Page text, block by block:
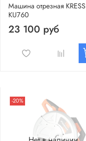
Машина отрезная KRESS
KU760
23 100 руб
-20%